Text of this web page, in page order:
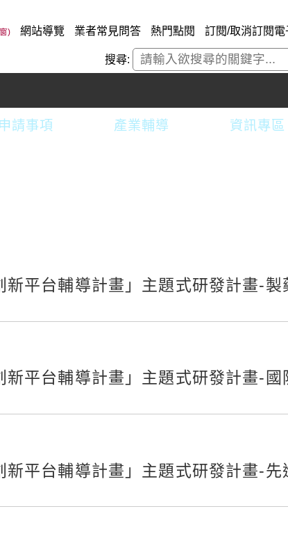
網站導覽 業者常見問答 熱門點閱 訂閱/取消訂閱電
搜尋:
申請事項 產業輔導 資訊專區
新平台輔導計畫」主題式研發計畫-製
新平台輔導計畫」主題式研發計畫-國
新平台輔導計畫」主題式研發計畫-先